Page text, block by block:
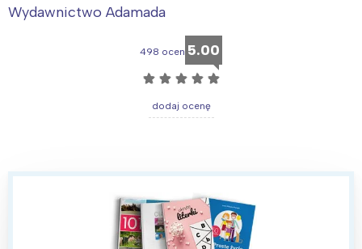
Wydawnictwo Adamada
498 ocen 5.00
☆ ☆ ☆ ☆ ☆
dodaj ocenę